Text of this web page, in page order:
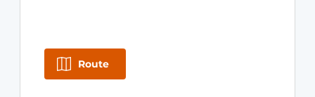
Route